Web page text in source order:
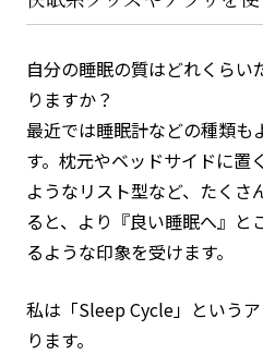
自分の睡眠の質はどれくらい
りますか？
最近では睡眠計などの種類も
す。枕元やベッドサイドに置
ようなリスト型など、たくさ
ると、より『良い睡眠へ』と
るような印象を受けます。
私は「Sleep Cycle」という
ります。